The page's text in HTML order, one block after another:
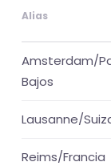
Alias
Amsterdam/
Bajos
Lausanne/
Reims/Francia